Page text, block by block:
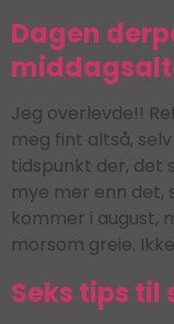
Dagen
Jeg overlevde!!
meg fint altså,
tidspunkt der, det
mye mer enn det,
kommer i august,
morsom greie.
Seks tips